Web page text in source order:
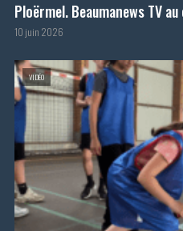
Ploërmel. Beaumanews TV
10 juin 2026
VIDÉO